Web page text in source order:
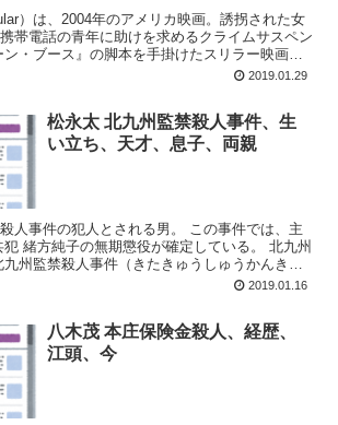
）は、2004年のアメリカ映画。誘拐された女
帯電話の青年に助けを求めるクライムサスペン
2019.01.29
松永太 北九州監禁殺人事件、生
い立ち、天才、息子、両親
犯人とされる男。 この事件では、主
緒方純子の無期懲役が確定している。 北九州
州監禁殺人事件（きたきゅうしゅうかんきん
2019.01.16
八木茂 本庄保険金殺人、経歴、
江頭、今